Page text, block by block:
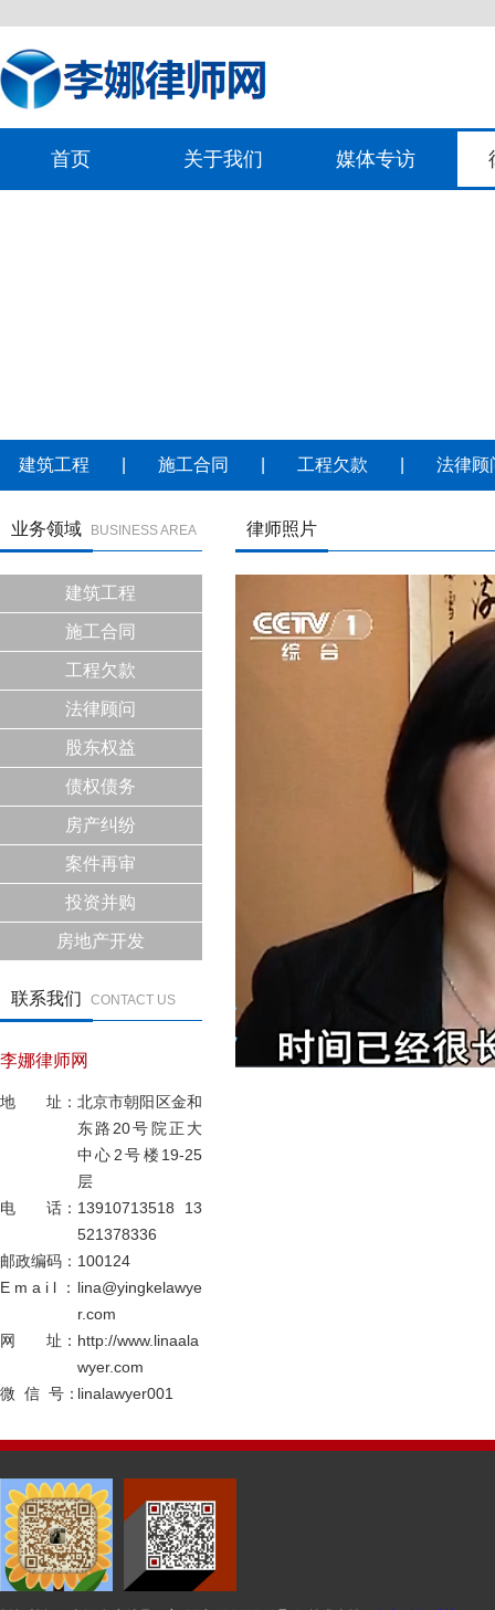
首页 关于我们 媒体专访
建筑工程 施工合同 工程欠款 法律顾
业务领域 BUSINESS AREA
建筑工程
施工合同
工程欠款
法律顾问
股东权益
债权债务
房产纠纷
案件再审
投资并购
房地产开发
联系我们 CONTACT US
李娜律师网
地 址： 北京市朝阳区金和
东路20号院正大
中心2号楼19-25
层
电 话： 13910713518 13
521378336
邮政编码： 100124
E m a i l ： lina@yingkelawye
r.com
网 址： http://www.linaala
wyer.com
微 信 号：linalawyer001
律师照片